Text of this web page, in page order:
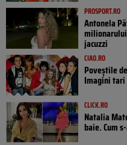
PROSPORT.RO
Antonela
jacuzzi
CIAO.RO
Poveştile
Imagini tari
CLICK.RO
Natalia
baie. Cum